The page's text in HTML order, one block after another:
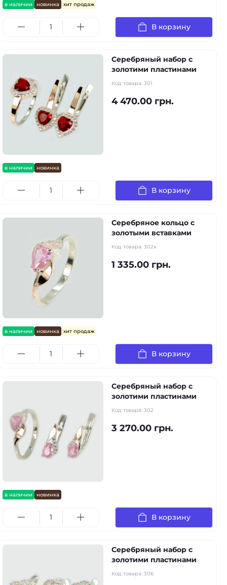
в наличии новинка хит продаж
В корзину
в наличии новинка
Серебряный набор с
золотими пластинами
Код товара: 301
4 470.00 грн.
В корзину
в наличии новинка хит продаж
Серебряное кольцо с
золотыми вставками
Код товара: 302к
1 335.00 грн.
В корзину
в наличии новинка
Серебряный набор с
золотими пластинами
Код товара: 302
3 270.00 грн.
В корзину
Серебряный набор с
золотими пластинами
Код товара: 306